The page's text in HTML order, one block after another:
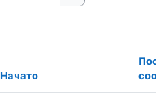
Искать
Начато